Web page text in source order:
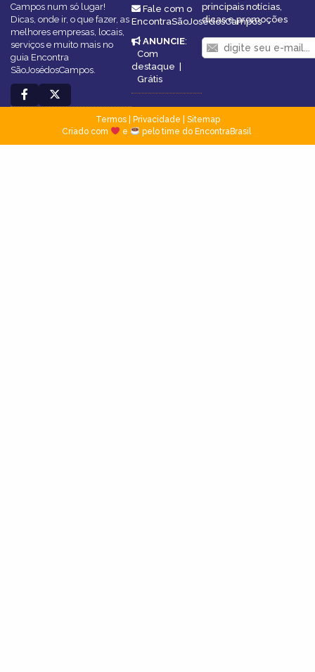
Campos num só lugar!
Dicas, onde ir, o que fazer, as
melhores empresas, locais,
serviços e muito mais no
guia Encontra
SãoJosédosCampos.
Fale com o
EncontraSãoJosédosCampos
ANUNCIE:
Com
destaque |
Grátis
principais notícias,
dicas e promoções
Termos| Privacidade
Sitemap
Criado com
e pelo time do EncontraBrasil